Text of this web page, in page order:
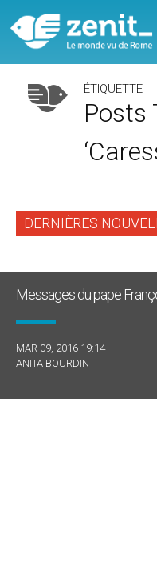
ÉTIQUETTE
Posts
DERNIÈRES
Messages du pape
MAR 09, 2016 19:14
ANITA BOURDIN